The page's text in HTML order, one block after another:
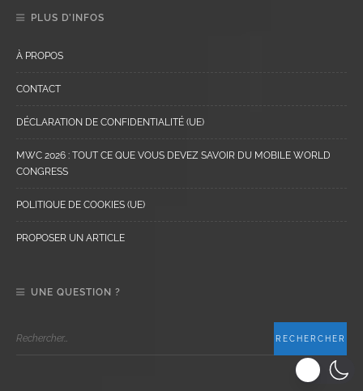
PLUS D’INFOS
À PROPOS
CONTACT
DÉCLARATION DE CONFIDENTIALITÉ (UE)
MWC 2026 : TOUT CE QUE VOUS DEVEZ SAVOIR DU MOBILE WORLD
CONGRESS
POLITIQUE DE COOKIES (UE)
PROPOSER UN ARTICLE
UNE QUESTION ?